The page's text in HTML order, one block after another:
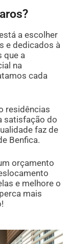
a escolher
e dedicados à
que a
na
cada
residências
satisfação do
faz de
Benfica.
orçamento
e melhore o
mais